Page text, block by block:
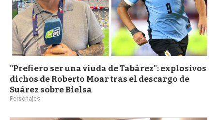
"Prefiero ser una viuda de Tabárez": explosivos
dichos de Roberto Moar tras el descargo de
Suárez sobre Bielsa
Personajes